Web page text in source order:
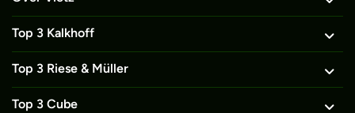
Top 3 Kalkhoff
Top 3 Riese & Müller
Top 3 Cube